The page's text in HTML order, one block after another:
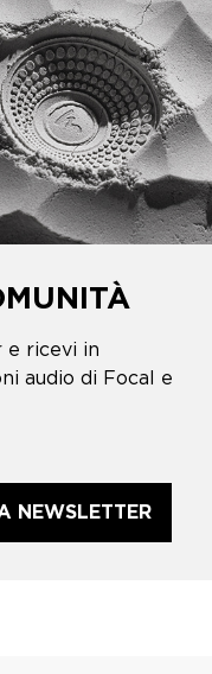
e ricevi in
audio di Focal e
NEWSLETTER